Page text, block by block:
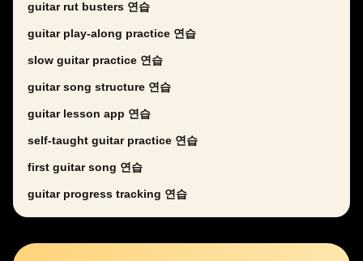
guitar rut busters 연습
guitar play-along practice 연습
slow guitar practice 연습
guitar song structure 연습
guitar lesson app 연습
self-taught guitar practice 연습
first guitar song 연습
guitar progress tracking 연습